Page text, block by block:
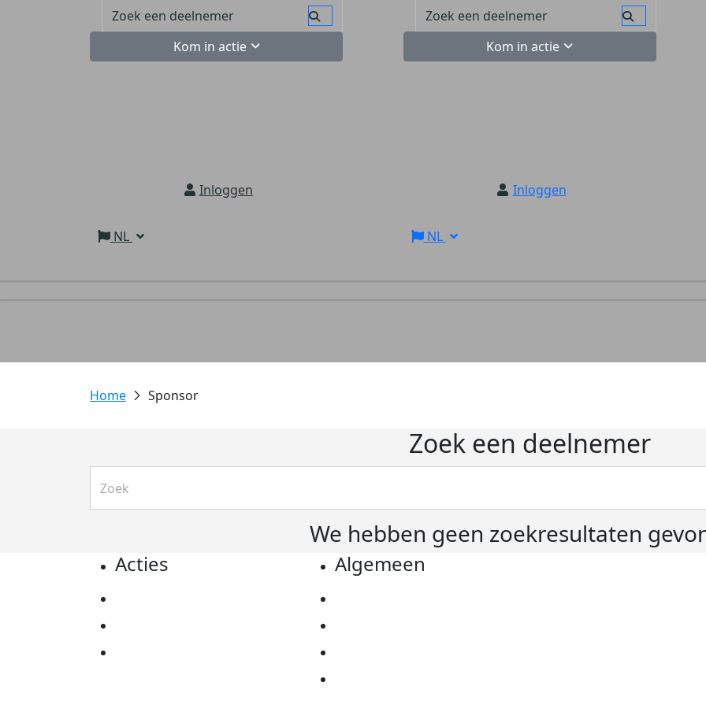
Kom in actie
Inloggen
NL
Kom in actie
Inloggen
NL
Sponsor
Zoek een deelnemer
We hebben geen zoekresultaten
Acties Algemeen